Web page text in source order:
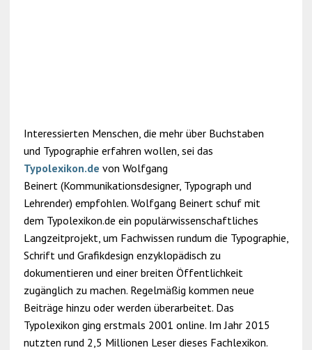
Interessierten Menschen, die mehr über Buchstaben
und Typographie erfahren wollen, sei das
Typolexikon.de von Wolfgang
Beinert (Kommunikationsdesigner, Typograph und
Lehrender) empfohlen. Wolfgang Beinert schuf mit
dem Typolexikon.de ein populärwissenschaftliches
Langzeitprojekt, um Fachwissen rundum die Typographie,
Schrift und Grafikdesign enzyklopädisch zu
dokumentieren und einer breiten Öffentlichkeit
zugänglich zu machen. Regelmäßig kommen neue
Beiträge hinzu oder werden überarbeitet. Das
Typolexikon ging erstmals 2001 online. Im Jahr 2015
nutzten rund 2,5 Millionen Leser dieses Fachlexikon.